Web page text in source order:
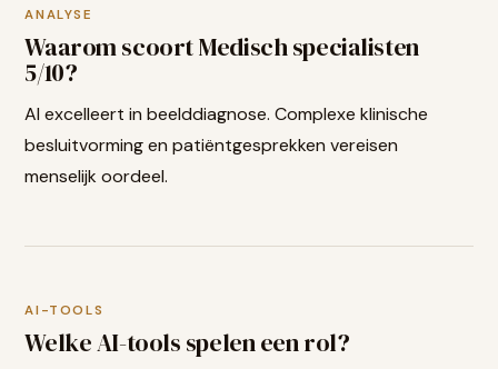
ANALYSE
Waarom scoortMedisch specialisten
5/10?
AI excelleert in beelddiagnose. Complexe klinische
besluitvorming en patiëntgesprekken vereisen
menselijk oordeel.
AI-TOOLS
Welke AI-tools spelen een rol?